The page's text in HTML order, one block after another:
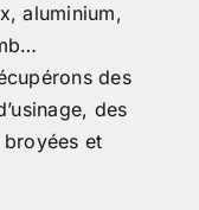
aluminium,
des
des
et